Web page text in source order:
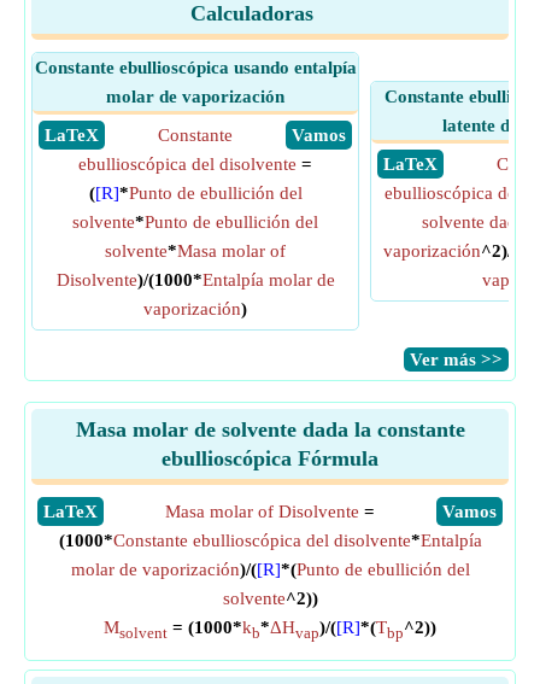
Calculadoras
Constante ebullioscópica usando entalpía
molar de vaporización
​ LaTeX
​ Vamos
Constante
ebullioscópica del disolvente =
([R]*Punto de ebullición del
solvente*Punto de ebullición del
solvente*Masa molar of
Disolvente)/(1000*Entalpía molar de
vaporización)
Constante
latente de
​ LaTeX
ebullioscópica del
solvente dado
vaporización^2)/
​Ver más >>
Masa molar de solvente dada la constante
ebullioscópica Fórmula
​LaTeX ​Vamos
Masa molar of Disolvente =
(1000*Constante ebullioscópica del disolvente*Entalpía
molar de vaporización)/([R]*(Punto de ebullición del
solvente^2))
Msolvent = (1000*kb*ΔHvap)/([R]*(Tbp^2))